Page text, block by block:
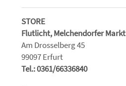
STORE
Flutlicht, Melchendorfer Markt
Am Drosselberg 45
99097 Erfurt
Tel.: 0361/66336840